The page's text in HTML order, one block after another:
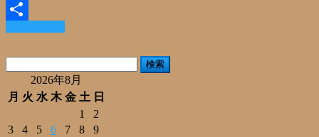
Email
共
有
2026年8月
月 火 水 木 金 土 日
1
2
3
4 5 6 7 8
9